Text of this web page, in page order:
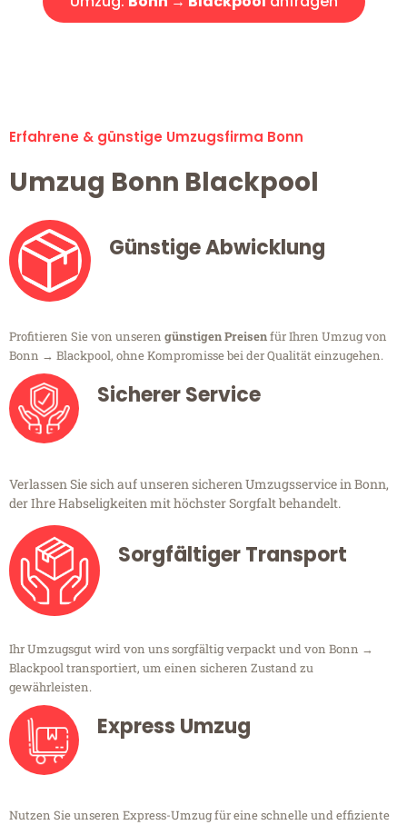
Erfahrene & günstige Umzugsfirma Bonn
Umzug Bonn Blackpool
Günstige Abwicklung
Profitieren Sie von unseren günstigen Preisenfür Ihren Umzug von
Bonn → Blackpool, ohne Kompromisse bei der Qualität einzugehen.
Sicherer Service
Verlassen Sie sich auf unseren sicheren Umzugsservice in Bonn,
der Ihre Habseligkeiten mit höchster Sorgfalt behandelt.
Sorgfältiger Transport
Ihr Umzugsgut wird von uns sorgfältig verpackt und von Bonn →
Blackpool transportiert, um einen sicheren Zustand zu
gewährleisten.
Express Umzug
Nutzen Sie unseren Express-Umzug für eine schnelle und effiziente